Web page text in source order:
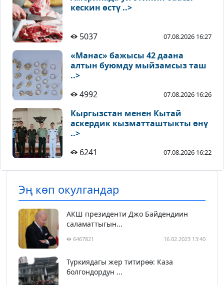
кескин өстү ..>
5037 07.08.2026 16:27
«Манас» бажысы 42 даана
алтын буюмду мыйзамсыз таш
..>
4992
07.08.2026 16:26
Кыргызстан менен Кытай
аскердик кызматташтыкты өнү
..>
6241
07.08.2026 16:22
Эң көп окулгандар
АКШ президенти Джо Байдендиин
саламаттыгын...
6467821 16.02.2023 13:40
Түркиядагы жер титирөө: Каза
болгондордун ...